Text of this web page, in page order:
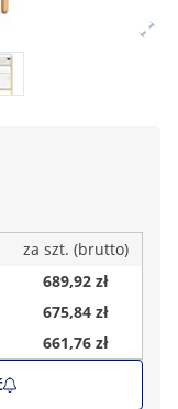
za szt. (brutto)
689,92 zł
675,84 zł
661,76 zł